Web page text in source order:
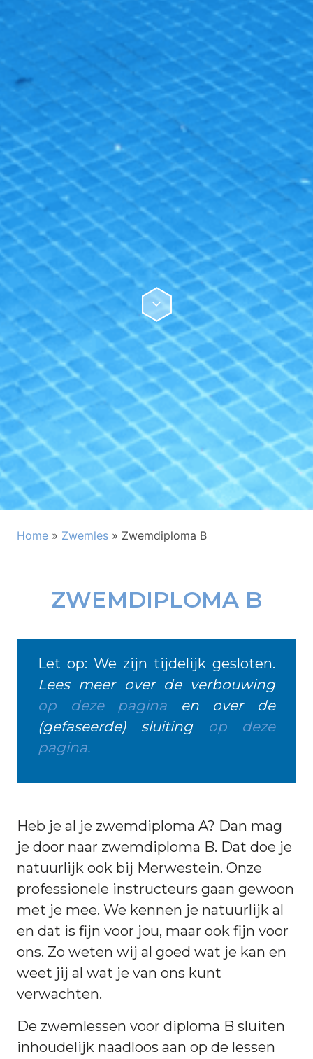
Home » Zwemles » Zwemdiploma B
ZWEMDIPLOMA B
Let op: We zijn tijdelijk gesloten.
Lees meer over de verbouwing
op deze pagina en over de
(gefaseerde) sluiting op deze
pagina.
Heb je al je zwemdiploma A? Dan mag
je door naar zwemdiploma B. Dat doe je
natuurlijk ook bij Merwestein. Onze
professionele instructeurs gaan gewoon
met je mee. We kennen je natuurlijk al
en dat is fijn voor jou, maar ook fijn voor
ons. Zo weten wij al goed wat je kan en
weet jij al wat je van ons kunt
verwachten.
De zwemlessen voor diploma B sluiten
inhoudelijk naadloos aan op de lessen